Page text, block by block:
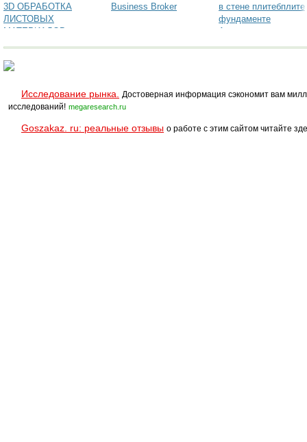
3D ОБРАБОТКА
ЛИСТОВЫХ
МАТЕРИАЛОВ
Business Broker
в стене плитебплите
фундаменте
Алмазное бурение.
Исследование рынка.
Достоверная информация сэкономит вам
исследований! megaresearch.ru
Goszakaz. ru: реальные отзывы о работе с этим сайтом читайте